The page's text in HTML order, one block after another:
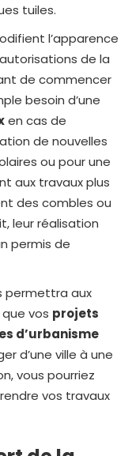
tuiles.
l’apparence
de la
de commencer
besoin d’une
en cas de
de nouvelles
ou pour une
aux travaux plus
des combles ou
leur réalisation
permis de
permettra aux
vos projets
d’urbanisme
d’une ville à une
vous pourriez
vos travaux